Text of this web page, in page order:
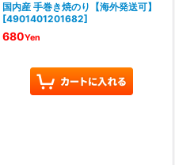
国内産 手巻き焼のり【海外発送可】
[4901401201682]
680Yen